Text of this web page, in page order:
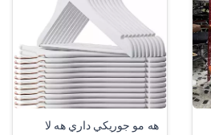
هه مو جوريكي داري هه لا